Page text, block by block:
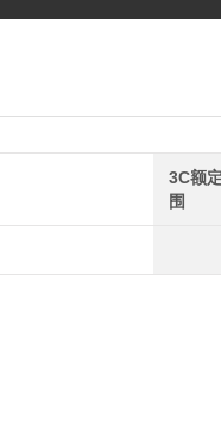
3C额
围